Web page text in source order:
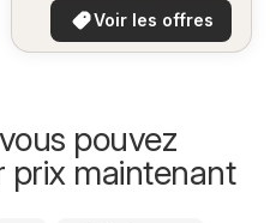
Voir les offres
pouvez
prix maintenant